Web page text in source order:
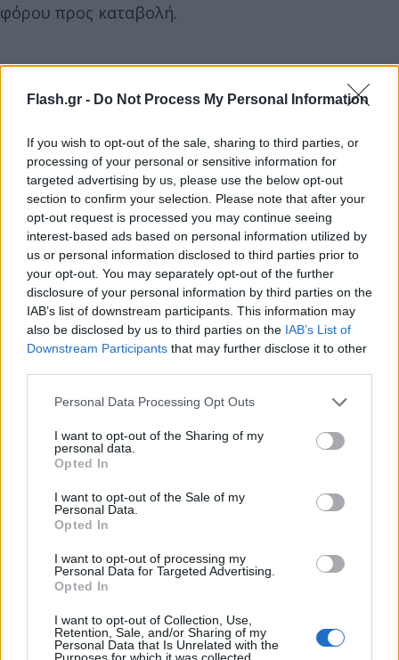
Flash.gr - Do Not Process My Personal Information
If you wish to opt-out of the sale, sharing to third parties, or
processing of your personal or sensitive information for
targeted advertising by us, please use the below opt-out
section to confirm your selection. Please note that after your
opt-out request is processed you may continue seeing
interest-based ads based on personal information utilized by
us or personal information disclosed to third parties prior to
your opt-out. You may separately opt-out of the further
disclosure of your personal information by third parties on the
IAB’s list of downstream participants. This information may
also be disclosed by us to third parties on the IAB’s List of
Downstream Participants that may further disclose it to other
Please note that this website/app uses one or more Google
not limited to your visit or usage behaviour. You may click to
grant or deny consent to Google and its third-party tags to
use your data for below specified purposes in below Google
consent section.
Personal Data Processing Opt Outs
I want to opt-out of the Sharing of my
personal data.
Opted In
I want to opt-out of the Sale of my
Personal Data.
Opted In
I want to opt-out of processing my
Personal Data for Targeted Advertising.
Opted In
I want to opt-out of Collection, Use,
Retention, Sale, and/or Sharing of my
Personal Data that Is Unrelated with the
Purposes for which it was collected.
φόρου προς καταβολή.
Ωστόσο δεν επιβάλλονται πρόστιμα στις ακόλουθες
περιπτώσεις: